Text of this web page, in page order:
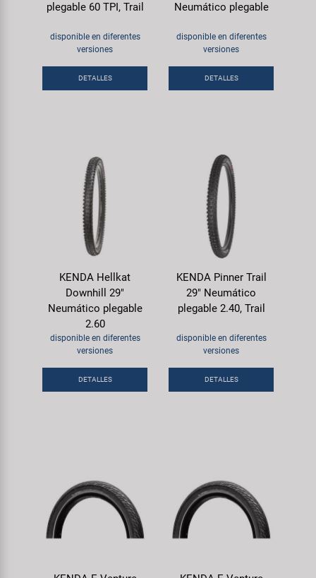
plegable 60 TPI, Trail
disponible en diferentes
versiones
DETALLES
Neumático plegable
disponible en diferentes
versiones
DETALLES
KENDA Hellkat
Downhill 29"
Neumático plegable
2.60
disponible en diferentes
versiones
DETALLES
KENDA Pinner Trail
29" Neumático
plegable 2.40, Trail
disponible en diferentes
versiones
DETALLES